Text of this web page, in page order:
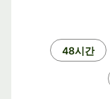
48시간